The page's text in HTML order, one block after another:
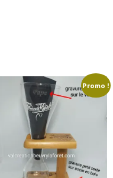
Promo !